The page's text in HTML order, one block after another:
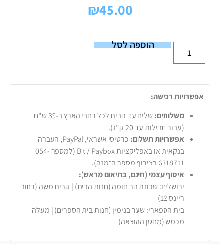
₪45.00
הוספה לסל
אפשרויות רכישה:
משלוחים:
שליח עד הבית לכל רחבי הארץ ב-39 ש"ח
(עבור חבילות עד 20 ק"ג).
אפשרויות תשלום:
כרטיסי אשראי, PayPal, העברה
בנקאית או באפליקציות Bit / Paybox (למספר 054-
6718711 בצירוף מספר הזמנה).
איסוף עצמי (חינם, בתיאום מראש):
ירושלים: שכונת הר חומה (חנות הבית) | קרית משה (רחוב
ריינס 12)
בית הספארי: שער בנימין (חנות בית הספרים) | מעלה
מכמש (מחסן ההוצאה)